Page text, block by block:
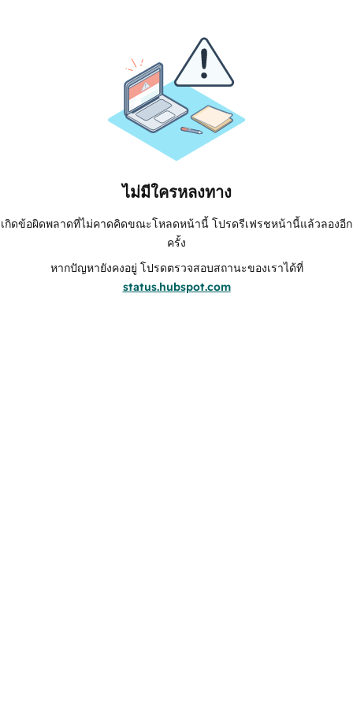
ไม่มีใครหลงทาง
เกิดข้อผิดพลาดที่ไม่คาดคิดขณะโหลดหน้านี้ โปรดรีเฟรชหน้านี้แล้วลองอีก
ครั้ง
หากปัญหายังคงอยู่ โปรดตรวจสอบสถานะของเราได้ที่
status.hubspot.com